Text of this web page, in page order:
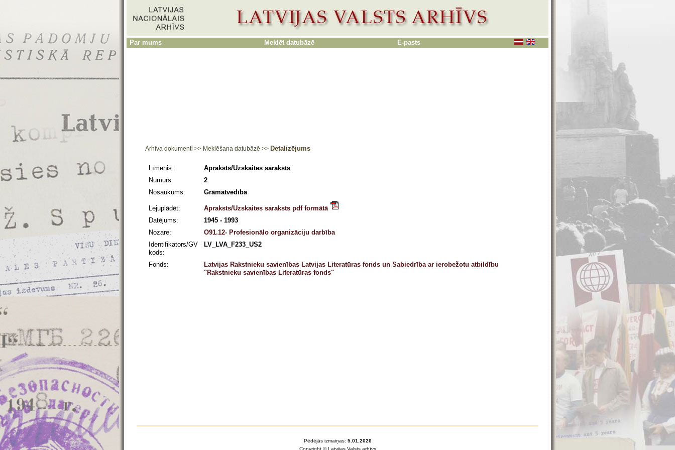
Par mums Meklēt datubāzē E-pasts
Arhīva dokumenti >> Meklēšana datubāzē >> Detalizējums
Līmenis:
Apraksts/Uzskaites saraksts
Numurs:
2
Nosaukums:
Grāmatvedība
Lejuplādēt:
Apraksts/Uzskaites saraksts pdf formātā
Datējums:
1945 - 1993
Nozare:
O91.12- Profesionālo organizāciju darbība
Identifikators/GV
kods:
LV_LVA_F233_US2
Fonds:
Latvijas Rakstnieku savienības Latvijas Literatūras fonds un Sabiedrība ar ierobežotu atbildību
"Rakstnieku savienības Literatūras fonds"
Pēdējās izmaiņas: 5.01.2026
Copyright © Latvijas Valsts arhīvs